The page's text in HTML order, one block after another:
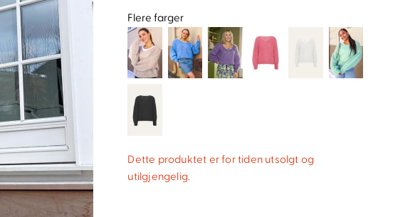
Flere farger
Dette produktet er for tiden utsolgt og
utilgjengelig.